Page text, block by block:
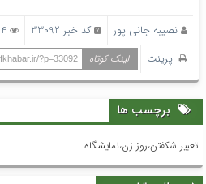
نصیبه جانی پور کد خبر 33092 2584 بازدید
پرینت
لینک کوتاه ?p=33092
برچسب ها
تعبیر شکفتن،روز زن،نمایشگاه